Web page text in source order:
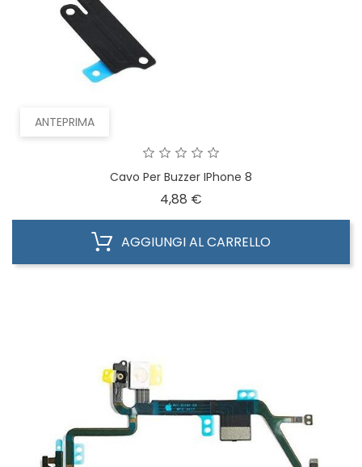
ANTEPRIMA
Cavo Per Buzzer IPhone 8
4,88 €
AGGIUNGI AL CARRELLO